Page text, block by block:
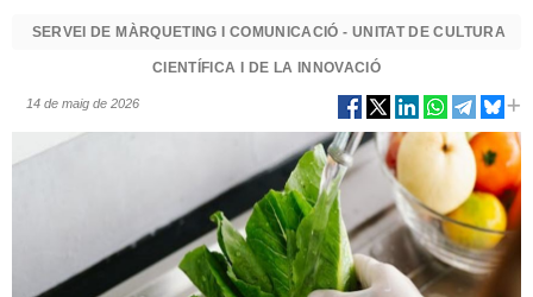
SERVEI DE MÀRQUETING I COMUNICACIÓ - UNITAT DE CULTURA
CIENTÍFICA I DE LA INNOVACIÓ
14 de maig de 2026